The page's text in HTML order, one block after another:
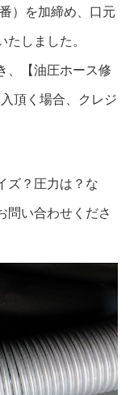
）を加締め、口元
しました。
、【油圧ホース修
頂く場合、クレジ
ズ？圧力は？な
問い合わせくださ